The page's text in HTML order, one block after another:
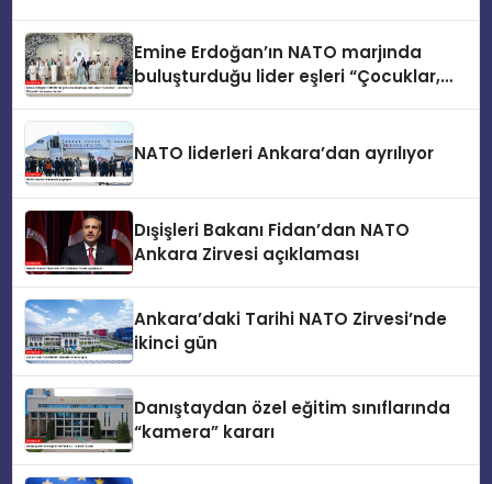
Emine Erdoğan’ın NATO marjında
buluşturduğu lider eşleri “Çocuklar,
NATO liderleri Ankara’dan ayrılıyor
Dışişleri Bakanı Fidan’dan NATO
Ankara Zirvesi açıklaması
Ankara’daki Tarihi NATO Zirvesi’nde
ikinci gün
Danıştaydan özel eğitim sınıflarında
“kamera” kararı